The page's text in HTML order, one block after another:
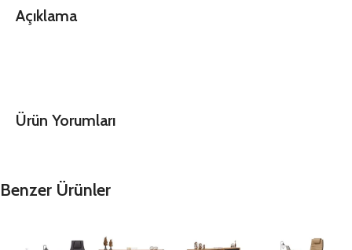
Açıklama
Ürün Yorumları
Benzer Ürünler